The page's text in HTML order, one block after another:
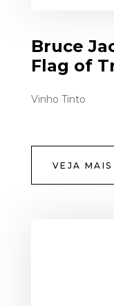
Bruce
Flag of
Vinho Tinto
VEJA MAIS